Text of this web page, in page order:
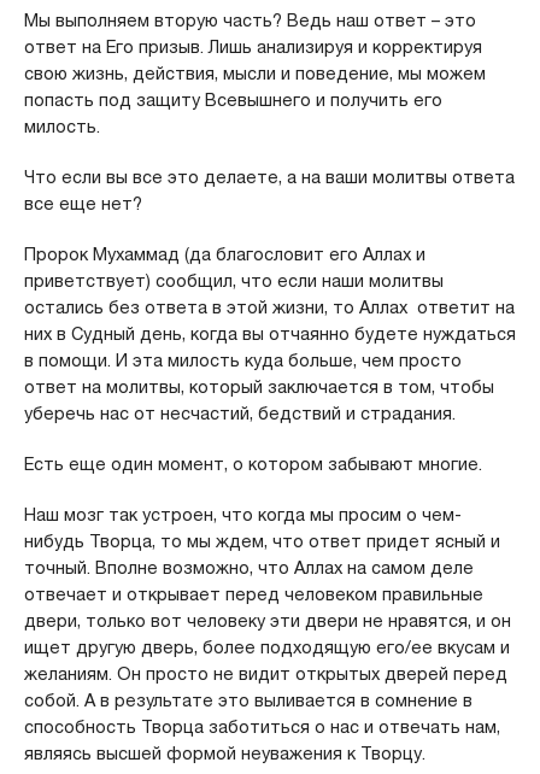
Мы выполняем вторую часть? Ведь наш ответ – это
ответ на Его призыв. Лишь анализируя и корректируя
свою жизнь, действия, мысли и поведение, мы можем
попасть под защиту Всевышнего и получить его
милость.
Что если вы все это делаете, а на ваши молитвы ответа
все еще нет?
Пророк Мухаммад (да благословит его Аллах и
приветствует) сообщил, что если наши молитвы
остались без ответа в этой жизни, то Аллах ответит на
них в Судный день, когда вы отчаянно будете нуждаться
в помощи. И эта милость куда больше, чем просто
ответ на молитвы, который заключается в том, чтобы
уберечь нас от несчастий, бедствий и страдания.
Есть еще один момент, о котором забывают многие.
Наш мозг так устроен, что когда мы просим о чем-
нибудь Творца, то мы ждем, что ответ придет ясный и
точный. Вполне возможно, что Аллах на самом деле
отвечает и открывает перед человеком правильные
двери, только вот человеку эти двери не нравятся, и он
ищет другую дверь, более подходящую его/ее вкусам и
желаниям. Он просто не видит открытых дверей перед
собой. А в результате это выливается в сомнение в
способность Творца заботиться о нас и отвечать нам,
являясь высшей формой неуважения к Творцу.